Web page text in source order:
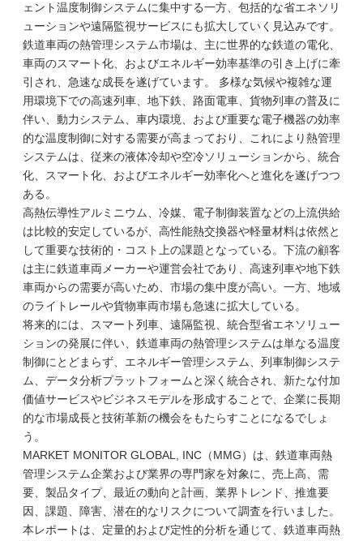
ェント温度制御システムに集中する一方、包括的な省エネソリ
ューションや遠隔監視サービスにも拡大していく見込みです。
鉄道車両の熱管理システム市場は、主に世界的な鉄道の電化、
車両のスマート化、およびエネルギー効率基準の引き上げに牽
引され、急速な成長を遂げています。 多様な気候や複雑な運
用環境下での高速列車、地下鉄、路面電車、貨物列車の普及に
伴い、動力システム、車内環境、および重要な電子機器の効率
的な温度制御に対する需要が高まっており、これにより熱管理
システムは、従来の液体冷却や空冷ソリューションから、統合
化、スマート化、およびエネルギー効率化へと進化を遂げつつ
ある。
高熱伝導性アルミニウム、冷媒、電子制御装置などの上流供給
は比較的安定しているが、高性能熱交換器や軽量材料は依然と
して重要な技術的・コスト上の課題となっている。下流の顧客
は主に鉄道車両メーカーや運営会社であり、高速列車や地下鉄
車両からの需要が高いため、市場の集中度が高い。一方、地域
のライトレールや貨物車両市場も急速に拡大している。
将来的には、スマート列車、遠隔監視、統合型省エネソリュー
ションの発展に伴い、鉄道車両の熱管理システムは単なる温度
制御にとどまらず、エネルギー管理システム、列車制御システ
ム、データ分析プラットフォームと深く統合され、新たな付加
価値サービスやビジネスモデルを形成することで、企業に長期
的な市場成長と技術革新の機会をもたらすことになるでしょ
う。
MARKET MONITOR GLOBAL, INC（MMG）は、鉄道車両熱
管理システム企業および業界の専門家を対象に、売上高、需
要、製品タイプ、最近の動向と計画、業界トレンド、推進要
因、課題、障害、潜在的なリスクについて調査を行いました。
本レポートは、定量的および定性的分析を通じて、鉄道車両熱